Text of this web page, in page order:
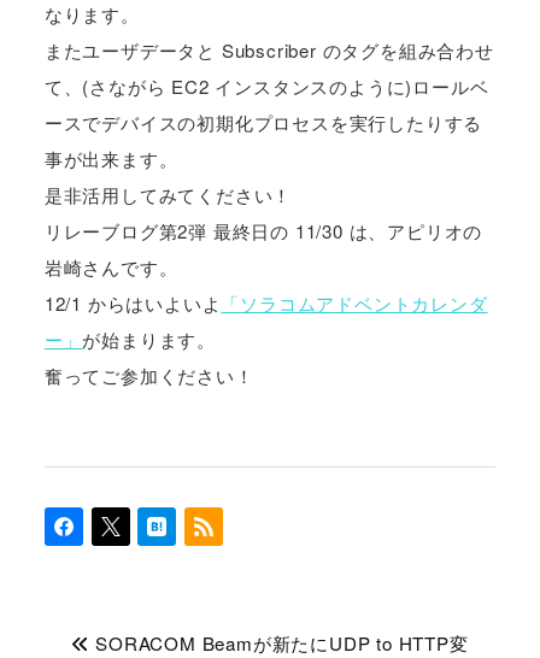
なります。
またユーザデータと Subscriber のタグを組み合わせ
て、(さながら EC2 インスタンスのように)ロールベ
ースでデバイスの初期化プロセスを実行したりする
事が出来ます。
是非活用してみてください！
リレーブログ第2弾 最終日の 11/30 は、アピリオの
岩崎さんです。
12/1 からはいよいよ 「ソラコムアドベントカレンダ
ー」 が始まります。
奮ってご参加ください！
SORACOM Beamが新たにUDP to HTTP変